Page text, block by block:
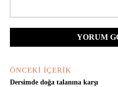
ÖNCEKI İÇERIK
Dersimde doğa talanına karşı